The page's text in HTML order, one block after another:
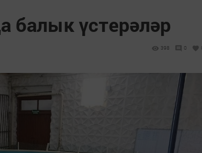
балык үстерәләр
398 0